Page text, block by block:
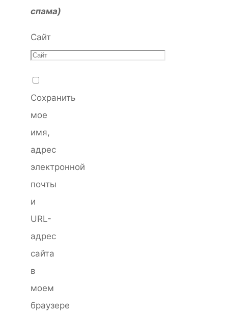
спама)
Сайт
Сохранить
мое
имя,
адрес
электронной
почты
и
URL-
адрес
сайта
в
моем
браузере